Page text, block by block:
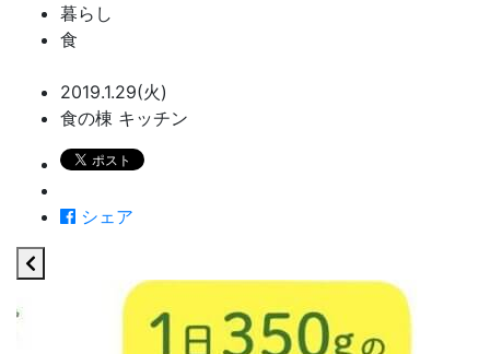
暮らし
食
2019.1.29(火)
食の棟 キッチン
シェア